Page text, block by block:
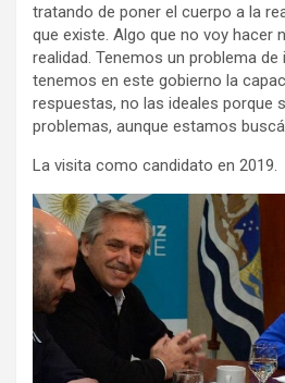
tratando de poner el cuerpo a la
que existe. Algo que no voy hacer
realidad. Tenemos un problema
tenemos en este gobierno la
respuestas, no las ideales porque
problemas, aunque estamos
La visita como candidato en 2019.